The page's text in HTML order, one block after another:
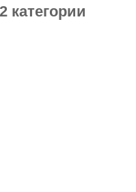
категории